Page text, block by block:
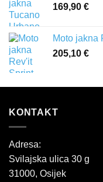
169,90 €
Moto jakna
205,10 €
KONTAKT
Adresa:
Svilajska ulica 30 g
31000, Osijek